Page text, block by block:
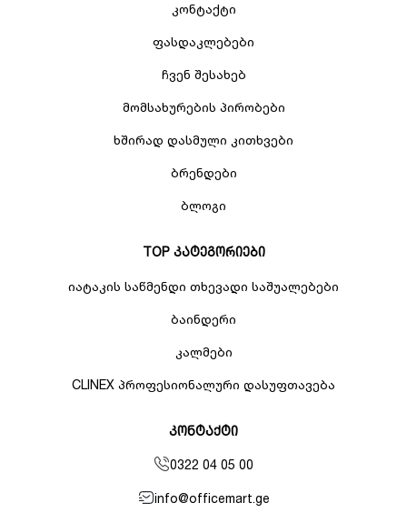
კონტაქტი
ფასდაკლებები
ჩვენ შესახებ
მომსახურების პირობები
ხშირად დასმული კითხვები
ბრენდები
ბლოგი
TOP კატეგორიები
იატაკის საწმენდი თხევადი საშუალებები
ბაინდერი
კალმები
CLINEX პროფესიონალური დასუფთავება
კონტაქტი
0322 04 05 00
info@officemart.ge